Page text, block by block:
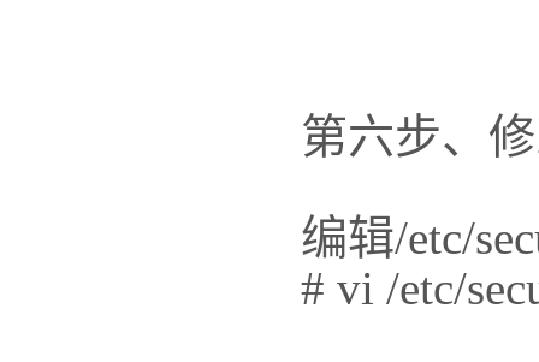
第六步、
编辑/etc/
# vi /etc/